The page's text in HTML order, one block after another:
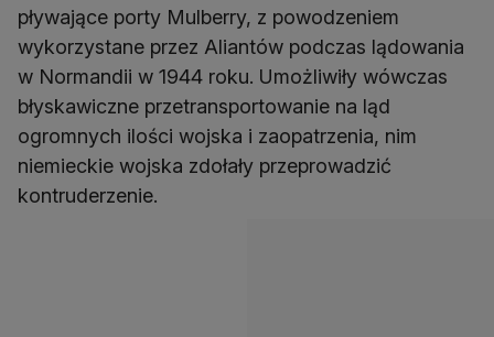
pływające porty Mulberry, z powodzeniem
wykorzystane przez Aliantów podczas lądowania
w Normandii w 1944 roku. Umożliwiły wówczas
błyskawiczne przetransportowanie na ląd
ogromnych ilości wojska i zaopatrzenia, nim
niemieckie wojska zdołały przeprowadzić
kontruderzenie.